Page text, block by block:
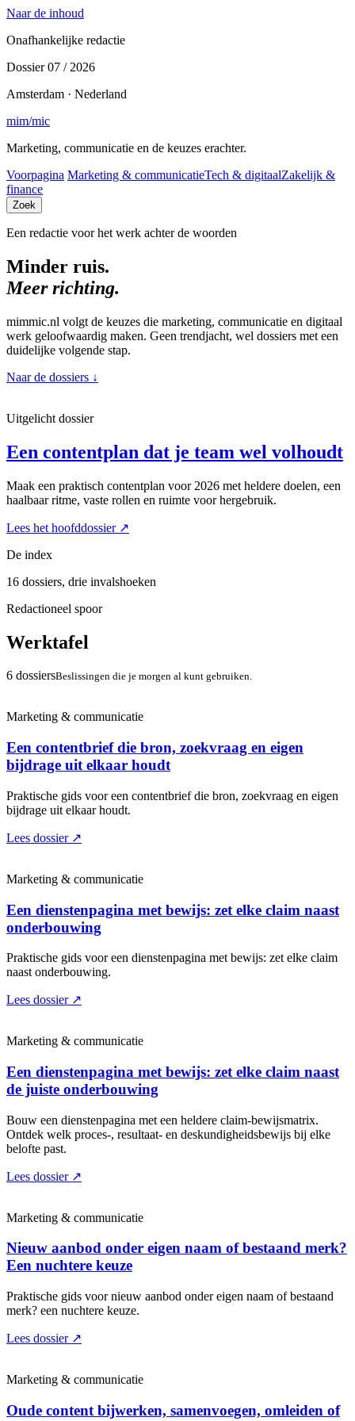
Naar de inhoud
Onafhankelijke redactie
Dossier 07 / 2026
Amsterdam · Nederland
mim/mic
Marketing, communicatie en de keuzes erachter.
Voorpagina Marketing & communicatieTech & digitaalZakelijk &
finance
Zoek
Een redactie voor het werk achter de woorden
Minder ruis.
Meer richting.
mimmic.nl volgt de keuzes die marketing, communicatie en digitaal
werk geloofwaardig maken. Geen trendjacht, wel dossiers met een
duidelijke volgende stap.
Naar de dossiers ↓
Uitgelicht dossier
Een contentplan dat je team wel volhoudt
Maak een praktisch contentplan voor 2026 met heldere doelen, een
haalbaar ritme, vaste rollen en ruimte voor hergebruik.
Lees het hoofddossier ↗
De index
16 dossiers, drie invalshoeken
Redactioneel spoor
Werktafel
6 dossiersBeslissingen die je morgen al kunt gebruiken.
Marketing & communicatie
Een contentbrief die bron, zoekvraag en eigen
bijdrage uit elkaar houdt
Praktische gids voor een contentbrief die bron, zoekvraag en eigen
bijdrage uit elkaar houdt.
Lees dossier ↗
Marketing & communicatie
Een dienstenpagina met bewijs: zet elke claim naast
onderbouwing
Praktische gids voor een dienstenpagina met bewijs: zet elke claim
naast onderbouwing.
Lees dossier ↗
Marketing & communicatie
Een dienstenpagina met bewijs: zet elke claim naast
de juiste onderbouwing
Bouw een dienstenpagina met een heldere claim-bewijsmatrix.
Ontdek welk proces-, resultaat- en deskundigheidsbewijs bij elke
belofte past.
Lees dossier ↗
Marketing & communicatie
Nieuw aanbod onder eigen naam of bestaand merk?
Een nuchtere keuze
Praktische gids voor nieuw aanbod onder eigen naam of bestaand
merk? een nuchtere keuze.
Lees dossier ↗
Marketing & communicatie
Oude content bijwerken, samenvoegen, omleiden of